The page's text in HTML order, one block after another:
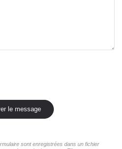
le message
sont enregistrées dans un fichier